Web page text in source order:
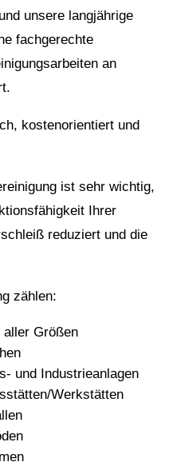
unsere langjährige
fachgerechte
an
kostenorientiert und
ist sehr wichtig,
Ihrer
reduziert und die
zählen:
aller Größen
und Industrieanlagen
Werkstätten